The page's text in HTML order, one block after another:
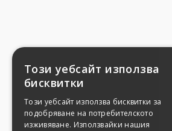
Този уебсайт използва
бисквитки
Този уебсайт използва бисквитки за
подобряване на потребителското
изживяване. Използвайки нашия